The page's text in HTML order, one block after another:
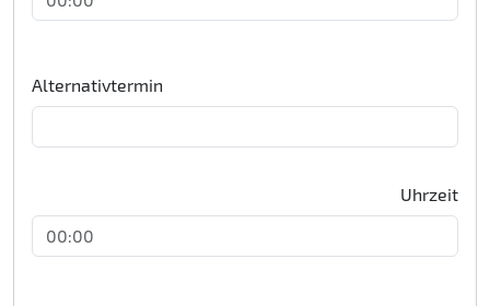
Alternativtermin
Uhrzeit